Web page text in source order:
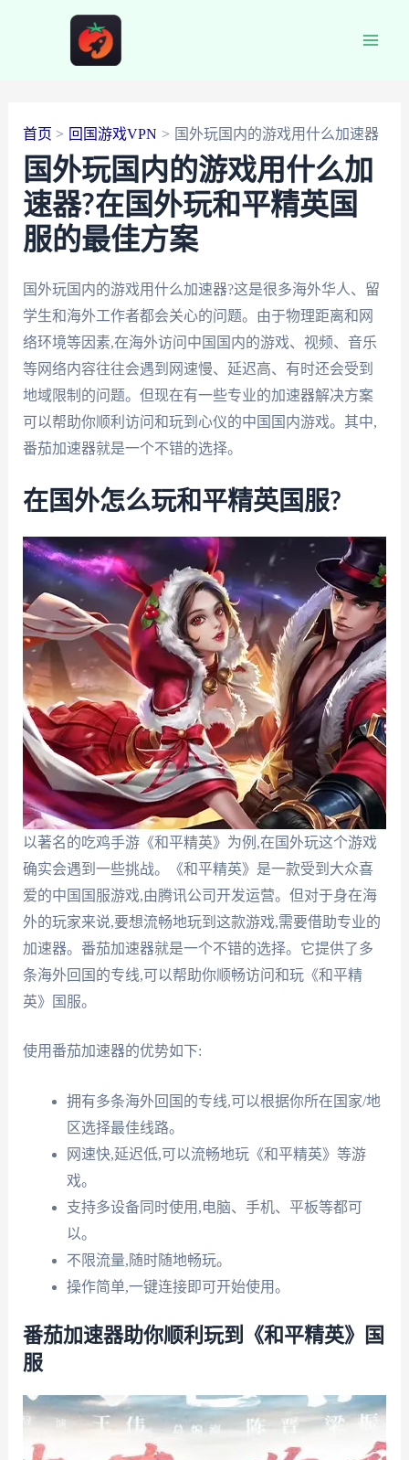
首页 回国游戏VPN 国外玩国内的游戏用什么加速器
国外玩国内的游戏用什么加
速器?在国外玩和平精英国
服的最佳方案
国外玩国内的游戏用什么加速器?这是很多海外华人、留
学生和海外工作者都会关心的问题。由于物理距离和网
络环境等因素,在海外访问中国国内的游戏、视频、音乐
等网络内容往往会遇到网速慢、延迟高、有时还会受到
地域限制的问题。但现在有一些专业的加速器解决方案
可以帮助你顺利访问和玩到心仪的中国国内游戏。其中,
番茄加速器就是一个不错的选择。
在国外怎么玩和平精英国服?
以著名的吃鸡手游《和平精英》为例,在国外玩这个游戏
确实会遇到一些挑战。《和平精英》是一款受到大众喜
爱的中国国服游戏,由腾讯公司开发运营。但对于身在海
外的玩家来说,要想流畅地玩到这款游戏,需要借助专业的
加速器。番茄加速器就是一个不错的选择。它提供了多
条海外回国的专线,可以帮助你顺畅访问和玩《和平精
英》国服。
使用番茄加速器的优势如下:
拥有多条海外回国的专线,可以根据你所在国家/地
区选择最佳线路。
网速快,延迟低,可以流畅地玩《和平精英》等游
戏。
支持多设备同时使用,电脑、手机、平板等都可
以。
不限流量,随时随地畅玩。
操作简单,一键连接即可开始使用。
番茄加速器助你顺利玩到《和平精英》国
服